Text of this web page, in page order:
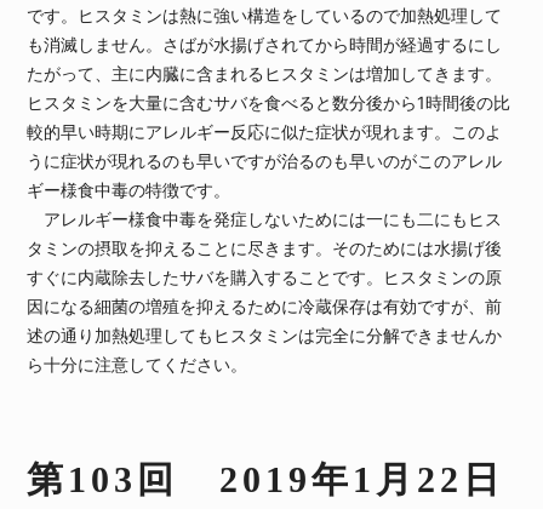
です。ヒスタミンは熱に強い構造をしているので加熱処理して
も消滅しません。さばが水揚げされてから時間が経過するにし
たがって、主に内臓に含まれるヒスタミンは増加してきます。
ヒスタミンを大量に含むサバを食べると数分後から1時間後の比
較的早い時期にアレルギー反応に似た症状が現れます。このよ
うに症状が現れるのも早いですが治るのも早いのがこのアレル
ギー様食中毒の特徴です。
アレルギー様食中毒を発症しないためには一にも二にもヒス
タミンの摂取を抑えることに尽きます。そのためには水揚げ後
すぐに内蔵除去したサバを購入することです。ヒスタミンの原
因になる細菌の増殖を抑えるために冷蔵保存は有効ですが、前
述の通り加熱処理してもヒスタミンは完全に分解できませんか
ら十分に注意してください。
第103回 2019年1月22日